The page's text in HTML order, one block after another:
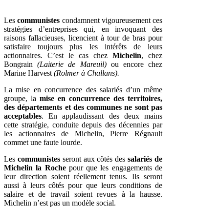
Lescommunistes condamnent vigoureusement ces
stratégies d’entreprises qui, en invoquant des
raisons fallacieuses, licencient à tour de bras pour
satisfaire toujours plus les intérêts de leurs
actionnaires. C’est le cas chez Michelin, chez
Bongrain(Laiterie de Mareuil)ou encore chez
Marine Harvest (Rolmer à Challans).
La mise en concurrence des salariés d’un même
groupe, la mise en concurrence des territoires,
des départements et des communes ne sont pas
acceptables. En applaudissant des deux mains
cette stratégie, conduite depuis des décennies par
les actionnaires de Michelin, Pierre Régnault
commet une faute lourde.
Les communistesseront aux côtés dessalariés de
Michelin la Rochepour que les engagements de
leur direction soient réellement tenus. Ils seront
aussi à leurs côtés pour que leurs conditions de
salaire et de travail soient revues à la hausse.
Michelin n’est pas un modèle social.